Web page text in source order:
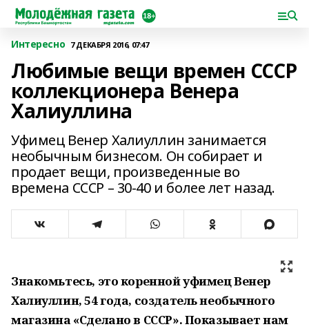
Интересно 7 ДЕКАБРЯ 2016, 07:47
Любимые вещи времен СССР
коллекционера Венера
Халиуллина
Уфимец Венер Халиуллин занимается
необычным бизнесом. Он собирает и
продает вещи, произведенные во
времена СССР – 30-40 и более лет назад.
Знакомьтесь, это коренной уфимец Венер
Халиуллин, 54 года, создатель необычного
магазина «Сделано в СССР». Показывает нам